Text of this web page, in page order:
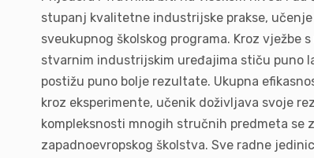
stupanj kvalitetne industrijske prakse,
sveukupnog školskog programa. Kroz
stvarnim industrijskim uređajima stiču puno
postižu puno bolje rezultate. Ukupna
kroz eksperimente, učenik doživljava svoje
kompleksnosti mnogih stručnih predmeta
zapadnoevropskog školstva. Sve radne